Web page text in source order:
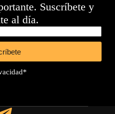
Suscríbete y
al día.
*